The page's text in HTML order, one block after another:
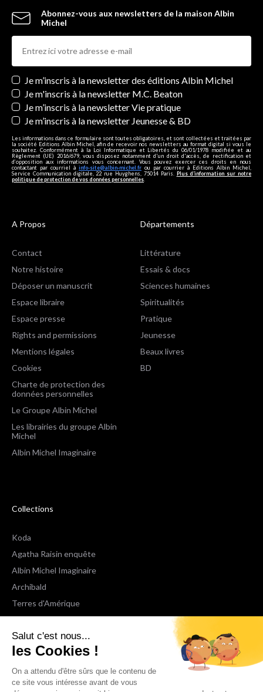
Salut c'est nous...
les Cookies !
On a attendu d'être sûrs que le contenu de
ce site vous intéresse avant de vous
Abonnez-vous aux newsletters de la maison Albin
Michel
Newsletters
Je m’inscris à la newsletter des éditions Albin Michel
Je m'inscris à la newsletter M.C. Beaton
Je m’inscris à la newsletter Vie pratique
Je m’inscris à la newsletter Jeunesse & BD
Les informations dans ce formulaire sont toutes obligatoires, et sont collectées et traitées par
la société Editions Albin Michel, afin de recevoir nos newsletters au format digital si vous le
souhaitez. Conformément à la Loi Informatique et Libertés du 06/01/1978 modifiée et au
Règlement (UE) 2016/679, vous disposez notamment d'un droit d'accès, de rectification et
d’opposition aux informations vous concernant. Vous pouvez exercer ces droits en nous
contactant par courriel à info-site@albin-michel.fr ou par courrier à Editions Albin Michel,
Service Communication digitale, 22 rue Huyghens, 75014 Paris. Plus d’information sur notre
politique de protection de vos données personnelles
A Propos
Contact
Notre histoire
Déposer un manuscrit
Espace libraire
Espace presse
Rights and permissions
Mentions légales
Cookies
Charte de protection des
données personnelles
Le Groupe Albin Michel
Les librairies du groupe Albin
Michel
Albin Michel Imaginaire
Départements
Littérature
Essais & docs
Sciences humaines
Spiritualités
Pratique
Jeunesse
Beaux livres
BD
Collections
Koda
Agatha Raisin enquête
Albin Michel Imaginaire
Archibald
Terres d'Amérique
Espaces Libres Poche
NOX
Wiz
Voir toutes les collections